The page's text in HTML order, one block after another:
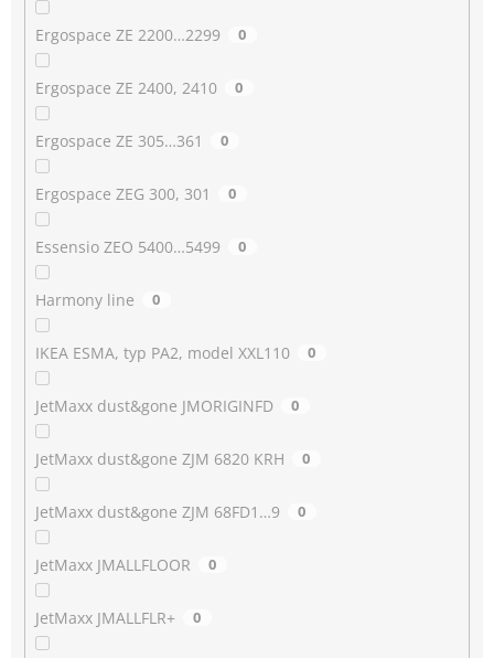
Ergospace ZE 2200…2299 0
Ergospace ZE 2400, 2410 0
Ergospace ZE 305…361 0
Ergospace ZEG 300, 301 0
Essensio ZEO 5400…5499 0
Harmony line 0
IKEA ESMA, typ PA2, model XXL110 0
JetMaxx dust&gone JMORIGINFD 0
JetMaxx dust&gone ZJM 6820 KRH 0
JetMaxx dust&gone ZJM 68FD1…9 0
JetMaxx JMALLFLOOR 0
JetMaxx JMALLFLR+ 0